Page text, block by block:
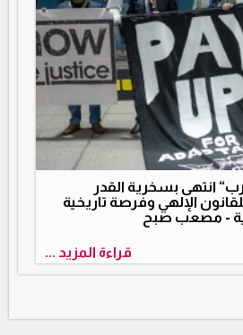
انتهى بسخرية القدر
الإلهي وفرصة تاريخية
- مصعب صبح
قراءة المزيد ...